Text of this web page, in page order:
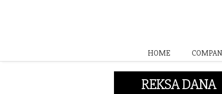
HOME
REKSA DANA